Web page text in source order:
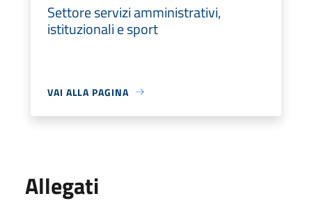
Settore servizi amministrativi,
istituzionali e sport
VAI ALLA PAGINA
Allegati